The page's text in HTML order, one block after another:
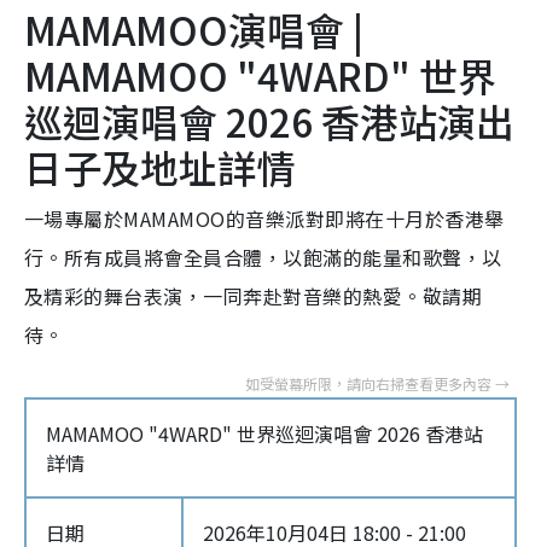
MAMAMOO演唱會 |
MAMAMOO "4WARD" 世界
巡迴演唱會 2026 香港站演出
日子及地址詳情
一場專屬於MAMAMOO的音樂派對即將在十月於香港舉
行。所有成員將會全員合體，以飽滿的能量和歌聲，以
及精彩的舞台表演，一同奔赴對音樂的熱愛。敬請期
待。
MAMAMOO "4WARD" 世界巡迴演唱會 2026 香港站
詳情
日期 2026年10月04日 18:00 - 21:00